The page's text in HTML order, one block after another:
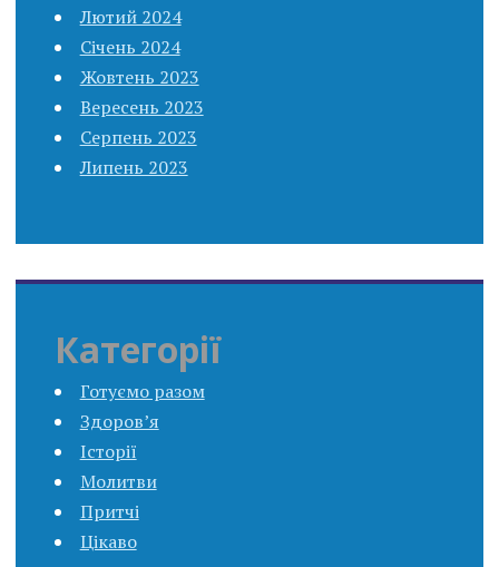
Лютий 2024
Січень 2024
Жовтень 2023
Вересень 2023
Серпень 2023
Липень 2023
Категорії
Готуємо разом
Здоров’я
Історії
Молитви
Притчі
Цікаво